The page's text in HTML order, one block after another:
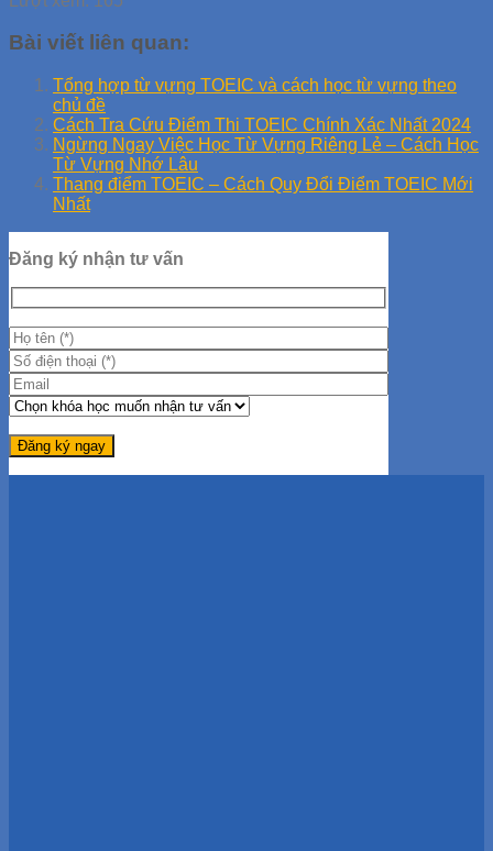
Bài viết liên quan:
Tổng hợp từ vựng TOEIC và cách học từ vựng theo
chủ đề
Cách Tra Cứu Điểm Thi TOEIC Chính Xác Nhất 2024
Ngừng Ngay Việc Học Từ Vựng Riêng Lẻ – Cách Học
Từ Vựng Nhớ Lâu
Thang điểm TOEIC – Cách Quy Đổi Điểm TOEIC Mới
Nhất
Đăng ký nhận tư vấn